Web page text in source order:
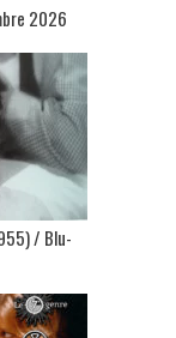
2026
/ Blu-